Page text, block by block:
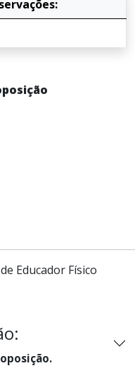
Educador Físico